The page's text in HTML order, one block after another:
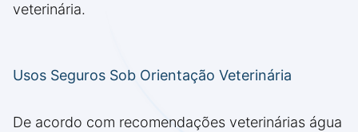
veterinária.
Usos Seguros Sob Orientação Veterinária
De acordo com recomendações veterinárias água